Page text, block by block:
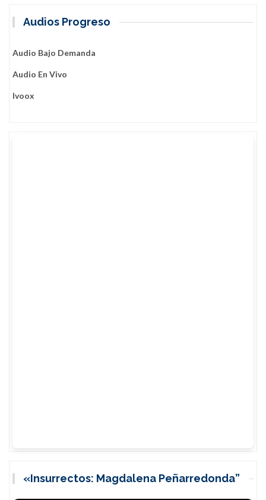
Audios Progreso
Audio Bajo Demanda
Audio En Vivo
Ivoox
«Insurrectos: Magdalena Peñarredonda”